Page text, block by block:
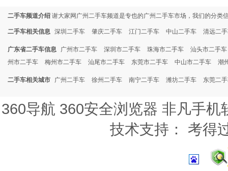
二手车频道介绍 谢大家网广州二手车频道是专也的广州二手车市场，我们的分
二手车相关信息 深圳二手车 肇庆二手车 江门二手车 中山二手车 清远二
广东省二手车信息 广州市二手车 深圳市二手车 珠海市二手车
汕头市二手车
州市二手车
梅州市二手车 汕尾市二手车 东莞市二手车 中山市二手车 潮
二手车相关城市 广州二手车 徐州二手车 南宁二手车 潍坊二手车 东莞二
360导航 360安全浏览器 非凡手机
技术支持： 考得